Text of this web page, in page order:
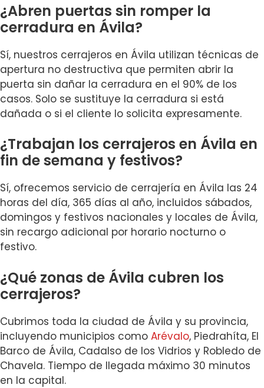
¿Abren puertas sin romper la
cerradura en Ávila?
Sí, nuestros cerrajeros en Ávila utilizan técnicas de
apertura no destructiva que permiten abrir la
puerta sin dañar la cerradura en el 90% de los
casos. Solo se sustituye la cerradura si está
dañada o si el cliente lo solicita expresamente.
¿Trabajan los cerrajeros en Ávila en
fin de semana y festivos?
Sí, ofrecemos servicio de cerrajería en Ávila las 24
horas del día, 365 días al año, incluidos sábados,
domingos y festivos nacionales y locales de Ávila,
sin recargo adicional por horario nocturno o
festivo.
¿Qué zonas de Ávila cubren los
cerrajeros?
Cubrimos toda la ciudad de Ávila y su provincia,
incluyendo municipios como Arévalo, Piedrahíta, El
Barco de Ávila, Cadalso de los Vidrios y Robledo de
Chavela. Tiempo de llegada máximo 30 minutos
en la capital.